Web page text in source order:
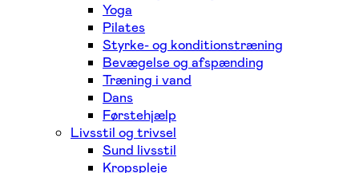
Yoga
Pilates
Styrke- og konditionstræning
Bevægelse og afspænding
Træning i vand
Dans
Førstehjælp
Livsstil og trivsel
Sund livsstil
Kropspleje